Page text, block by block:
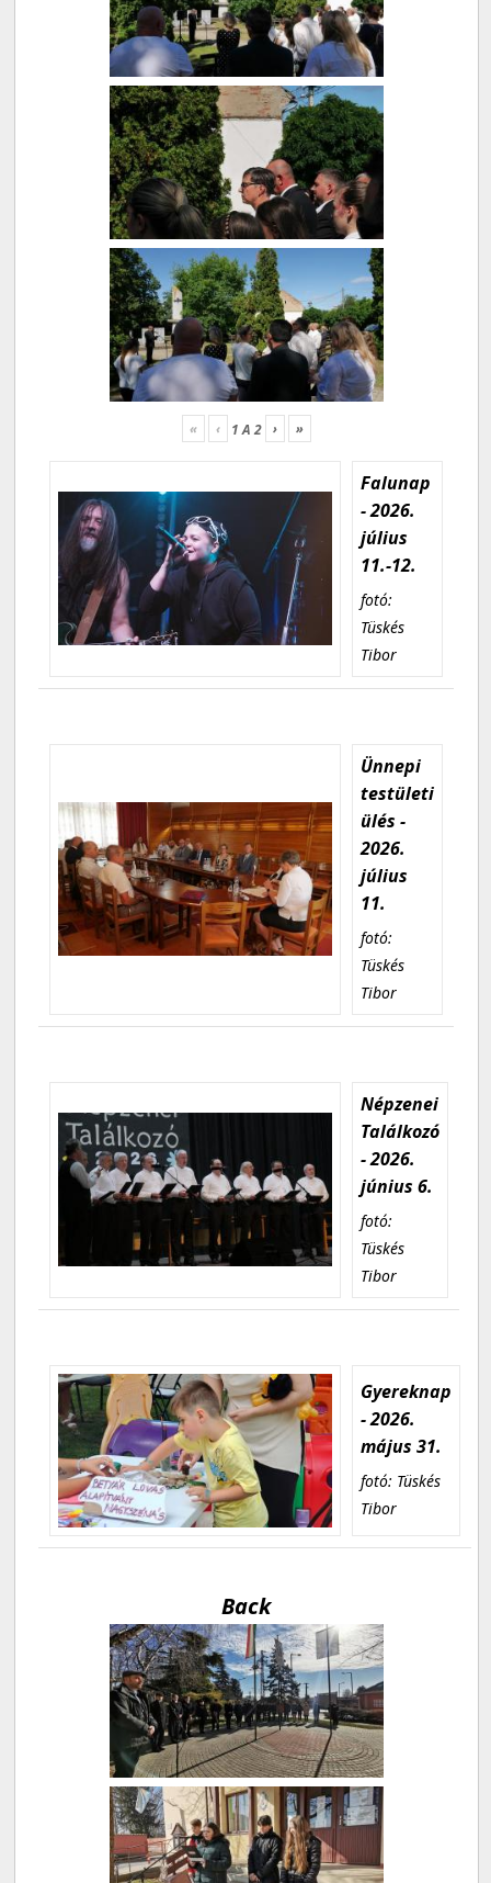
« ‹ 1A2 › »
Falunap
- 2026.
július
11.-12.
fotó:
Tüskés
Tibor
Ünnepi
testületi
ülés -
2026.
július
11.
fotó:
Tüskés
Tibor
Népzenei
Találkozó
- 2026.
június 6.
fotó:
Tüskés
Tibor
Gyereknap
- 2026.
május 31.
fotó: Tüskés
Tibor
Back